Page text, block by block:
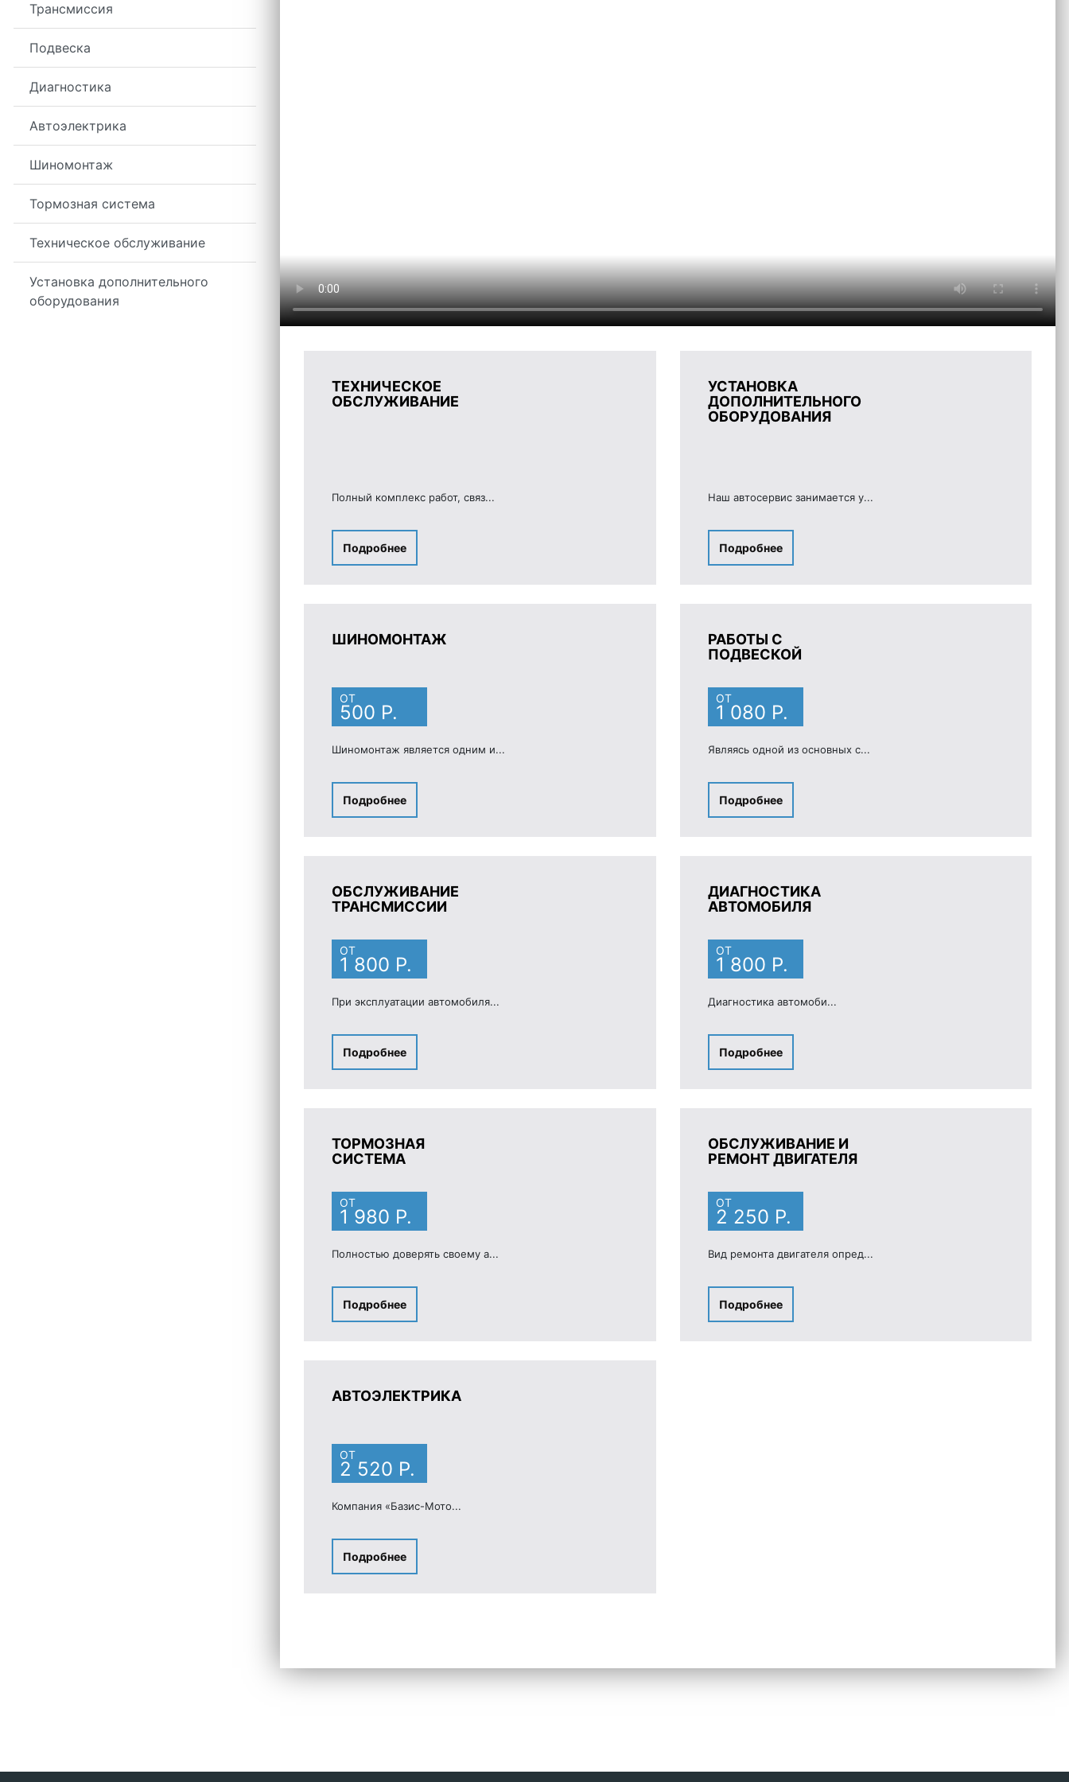
Трансмиссия
Подвеска
Диагностика
Автоэлектрика
Шиномонтаж
Тормозная система
Техническое обслуживание
Установка дополнительного
оборудования
ТЕХНИЧЕСКОЕ
ОБСЛУЖИВАНИЕ
Полный комплекс работ, связ...
Подробнее
УСТАНОВКА
ДОПОЛНИТЕЛЬНОГО
ОБОРУДОВАНИЯ
Наш автосервис занимается у...
Подробнее
ШИНОМОНТАЖ
ОТ
500 Р.
Шиномонтаж является одним и...
Подробнее
РАБОТЫ С
ПОДВЕСКОЙ
ОТ
1 080 Р.
Являясь одной из основных с...
Подробнее
ОБСЛУЖИВАНИЕ
ТРАНСМИССИИ
ОТ
1 800 Р.
При эксплуатации автомобиля...
Подробнее
ДИАГНОСТИКА
АВТОМОБИЛЯ
ОТ
1 800 Р.
Диагностика автомоби...
Подробнее
ТОРМОЗНАЯ
СИСТЕМА
ОТ
1 980 Р.
Полностью доверять своему а...
Подробнее
ОБСЛУЖИВАНИЕ И
РЕМОНТ ДВИГАТЕЛЯ
ОТ
2 250 Р.
Вид ремонта двигателя опред...
Подробнее
АВТОЭЛЕКТРИКА
ОТ
2 520 Р.
Компания «Базис-Мото...
Подробнее